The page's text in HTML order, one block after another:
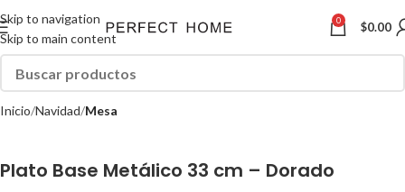
Skip to navigation
Skip to main content
0 $0.00
Inicio Navidad Mesa
Plato Base Metálico 33 cm – Dorado